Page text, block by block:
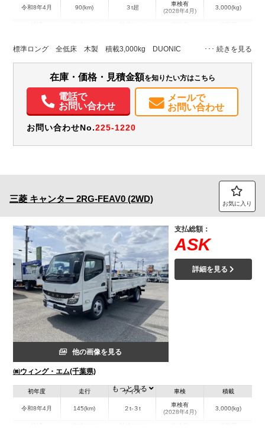
令和8年4月 90(km) ３t超
車検有
(2028年4月)
3,000(kg)
千葉県
W:1,780
H:3,850
W:193
H:217
無
装備情報
エアコン パワステ パワーウィンドウ エアバッグ
集中ドアロック
電動格納ミラー
ETC バックモニター
取扱説明書（一部含む）
メンテナンスノート（保証書）
標準ロング 全低床 木製 積載3,000kg DUONIC
在庫・価格・見積金額を知りたい方はこちら
電話で
お問い合わせ
メールで
お問い合わせ
お問い合わせNo.225-1220
三菱 キャンター 2RG-FEAV0 (2WD) お気に入り
他の画像を見る
㈱ウィング・エム(千葉県)
支払総額：
ASK
詳細を見る
初年度
令和8年4月
走行
145(km)
サイズ
２t-３t
車検
車検有
(2028年4月)
積載
3,000(kg)
もっと見る